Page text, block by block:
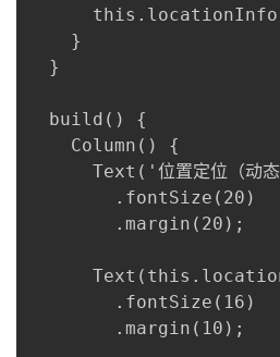
this.locationInfo
    }
  }
  build() {
    Column() {
Text('位置定位（动态
        .fontSize(20)
        .margin(20);
        .fontSize(16)
        .margin(10);